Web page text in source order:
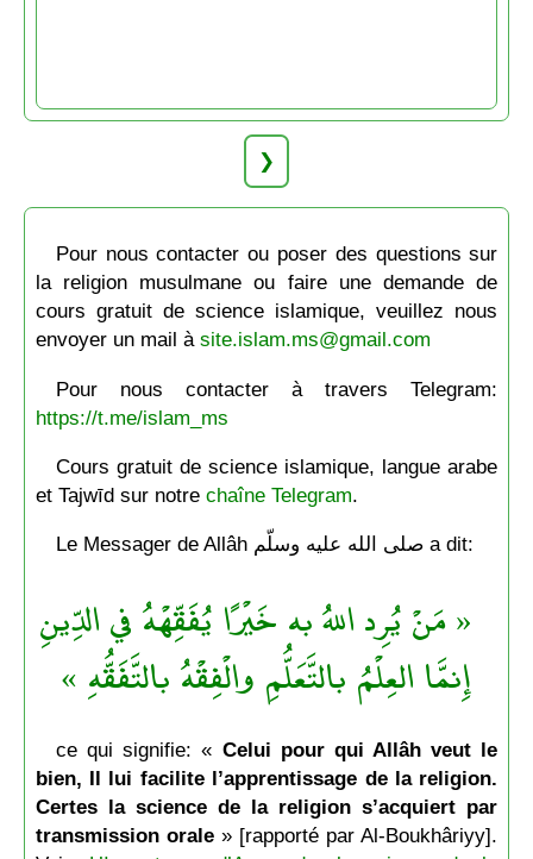
❯
Pour nous contacter ou poser des questions sur
la religion musulmane ou faire une demande de
cours gratuit de science islamique, veuillez nous
envoyer un mail à site.islam.ms@gmail.com
Pour nous contacter à travers Telegram:
https://t.me/islam_ms
Cours gratuit de science islamique, langue arabe
et Tajwīd sur notre chaîne Telegram.
Le Messager de Allâh صلى الله عليه وسلّم a dit:
« مَنْ يُرِد اللهُ به خَيْرًا يُفَقِّهْهُ في الدِّينِ
إِنمَّا العِلْمُ بالتَّعَلُّمِ والْفِقْهُ بالتَّفَقُّهِ »
ce qui signifie: « Celui pour qui Allâh veut le
bien, Il lui facilite l’apprentissage de la religion.
Certes la science de la religion s’acquiert par
transmission orale» [rapporté par Al-Boukhâriyy].